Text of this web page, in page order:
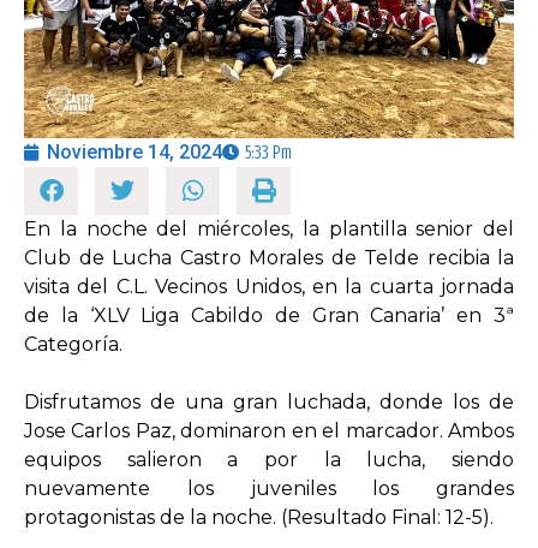
CARTAS DEL DIRECTOR
ENTREVISTAS
OPINIÓN
PROGRAMAS
Noviembre 14, 2024 5:33 Pm
En la noche del miércoles, la plantilla senior del
Club de Lucha Castro Morales de Telde recibia la
visita del C.L. Vecinos Unidos, en la cuarta jornada
de la ‘XLV Liga Cabildo de Gran Canaria’ en 3ª
Categoría.
Disfrutamos de una gran luchada, donde los de
Jose Carlos Paz, dominaron en el marcador. Ambos
equipos salieron a por la lucha, siendo
nuevamente los juveniles los grandes
protagonistas de la noche. (Resultado Final: 12-5).